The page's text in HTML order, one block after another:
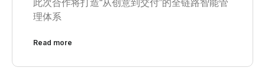
此次合作将打造“从创意到交付”的全链路智能管
理体系
Read more